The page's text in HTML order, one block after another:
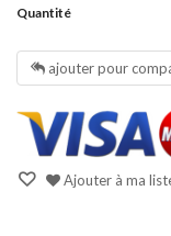
Quantité
ajouter pour
Ajouter à ma